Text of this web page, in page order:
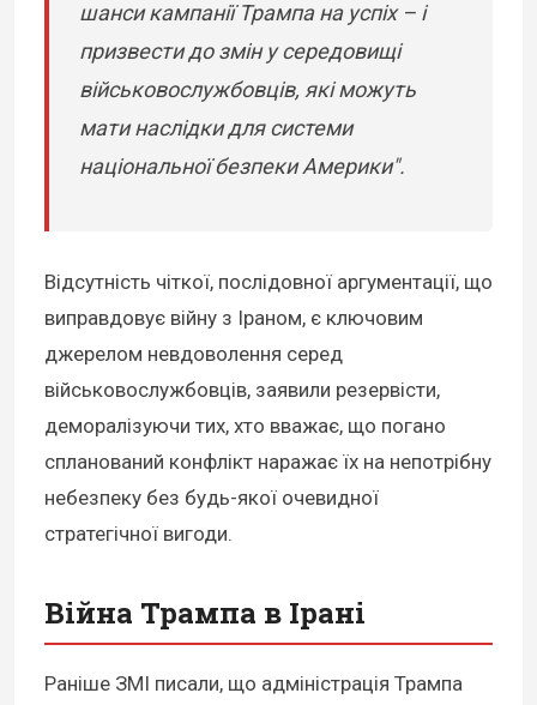
шанси кампанії Трампа на успіх – і
призвести до змін у середовищі
військовослужбовців, які можуть
мати наслідки для системи
національної безпеки Америки".
Відсутність чіткої, послідовної аргументації, що
виправдовує війну з Іраном, є ключовим
джерелом невдоволення серед
військовослужбовців, заявили резервісти,
деморалізуючи тих, хто вважає, що погано
спланований конфлікт наражає їх на непотрібну
небезпеку без будь-якої очевидної
стратегічної вигоди.
Війна Трампа в Ірані
Раніше ЗМІ писали, що адміністрація Трампа